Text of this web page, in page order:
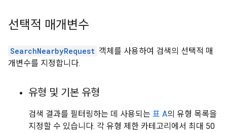
선택적 매개변수
SearchNearbyRequest 객체를 사용하여 검색의 선택적 매
개변수를 지정합니다.
유형 및 기본 유형
검색 결과를 필터링하는 데 사용되는 표 A의 유형 목록을
지정할 수 있습니다. 각 유형 제한 카테고리에서 최대 50